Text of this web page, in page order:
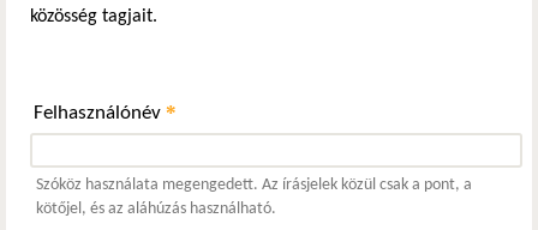
közösség tagjait.
Felhasználónév *
Szóköz használata megengedett. Az írásjelek közül csak a pont, a
kötőjel, és az aláhúzás használható.